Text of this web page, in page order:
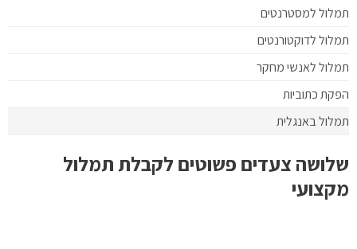
תמלול למסטרנטים
תמלול לדוקטורנטים
תמלול לאנשי מחקר
הפקת כתוביות
תמלול באנגלית
שלושה צעדים פשוטים לקבלת תמלול
מקצועי